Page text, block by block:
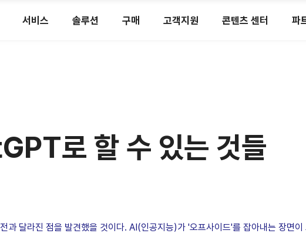
서비스 솔루션 구매 고객지원 콘텐츠 센터 파
로 할 수 있는 것들
과 달라진 점을 발견했을 것이다. AI(인공지능)가 '오프사이드'를 잡아내는 장면